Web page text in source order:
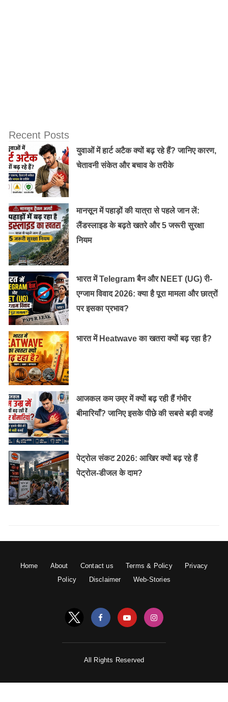
[/nextpage][nextpage title=”Welcome Page” ] ३) इसे बाद
नया पेज ओपन होगा जिस पर “Welcome to your digital life”
लिखा होगा और इसपर “Sign In और Sign Up” का आप्शन
दिखेगा, इसी पेज पर सबसे नीचे लिखा होगा “Skip Sign In”, इस
पर जैसे ही आप क्लिक करेंगे एक और नया पेज खुलेगा।
Recent Posts
युवाओं में हार्ट अटैक क्यों बढ़ रहे हैं? जानिए कारण,
चेतावनी संकेत और बचाव के तरीके
मानसून में पहाड़ों की यात्रा से पहले जान लें:
लैंडस्लाइड के बढ़ते खतरे और 5 जरूरी सुरक्षा
नियम
भारत में Telegram बैन और NEET (UG) री-
एग्जाम विवाद 2026: क्या है पूरा मामला और छात्रों
पर इसका प्रभाव?
भारत में Heatwave का खतरा क्यों बढ़ रहा है?
आजकल कम उम्र में क्यों बढ़ रही हैं गंभीर
बीमारियाँ? जानिए इसके पीछे की सबसे बड़ी वजहें
पेट्रोल संकट 2026: आखिर क्यों बढ़ रहे हैं
पेट्रोल-डीजल के दाम?
Home About Contact us Terms & Policy
Privacy
Policy
Disclaimer Web-Stories
All Rights Reserved